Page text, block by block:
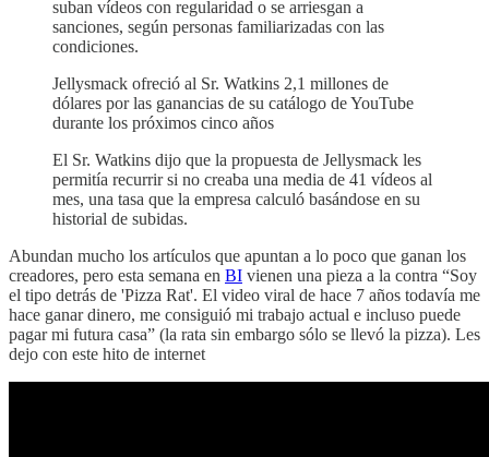
suban vídeos con regularidad o se arriesgan a
sanciones, según personas familiarizadas con las
condiciones.
Jellysmack ofreció al Sr. Watkins 2,1 millones de
dólares por las ganancias de su catálogo de YouTube
durante los próximos cinco años
El Sr. Watkins dijo que la propuesta de Jellysmack les
permitía recurrir si no creaba una media de 41 vídeos al
mes, una tasa que la empresa calculó basándose en su
historial de subidas.
Abundan mucho los artículos que apuntan a lo poco que ganan los
creadores, pero esta semana en BI vienen una pieza a la contra “Soy
el tipo detrás de 'Pizza Rat'. El video viral de hace 7 años todavía me
hace ganar dinero, me consiguió mi trabajo actual e incluso puede
pagar mi futura casa” (la rata sin embargo sólo se llevó la pizza). Les
dejo con este hito de internet